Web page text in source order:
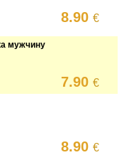
8.90€
мужчину
7.90€
8.90€